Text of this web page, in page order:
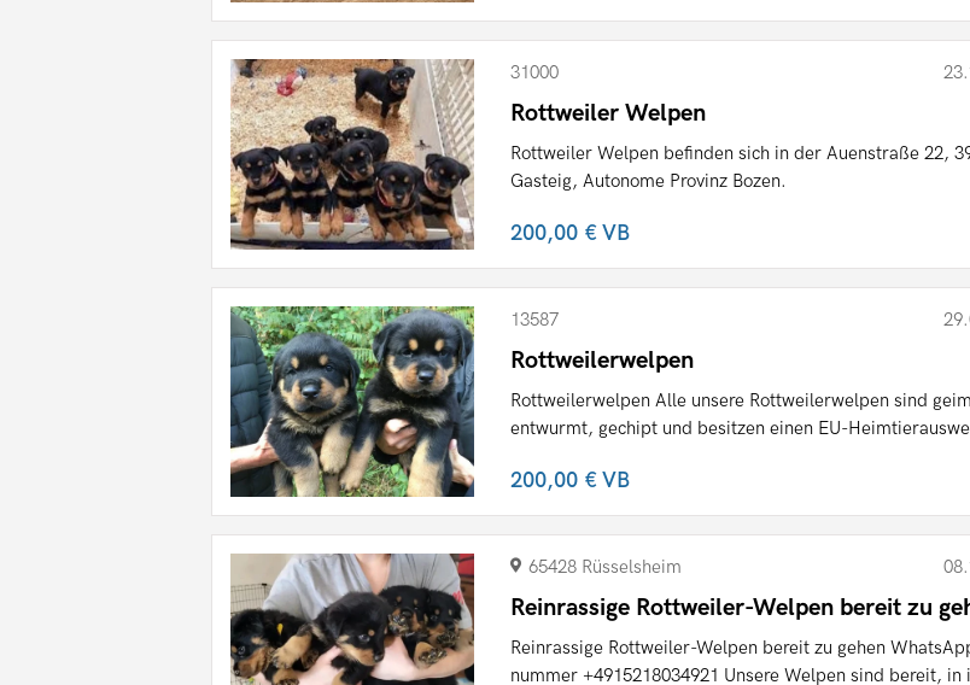
31000
Rottweiler Welpen
Rottweiler Welpen befinden sich in der Auenstraße 22,
Gasteig, Autonome Provinz Bozen.
200,00 €VB
13587
Rottweilerwelpen
Rottweilerwelpen Alle unsere Rottweilerwelpen sind
entwurmt, gechipt und besitzen einen EU-
200,00 €VB
65428 Rüsselsheim
Reinrassige Rottweiler-Welpen bereit zu
Reinrassige Rottweiler-Welpen bereit zu gehen
nummer +4915218034921 Unsere Welpen sind bereit, in